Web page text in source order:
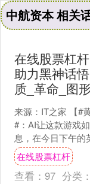
中航资本 相关
在线股票杠
助力黑神话
质_革命_图
来源：IT之家 【#
#：AI让这款游戏
息，在今日下午的
上，英伟达 CEO
所....
在线股票杠杆
查看： 97 分类：